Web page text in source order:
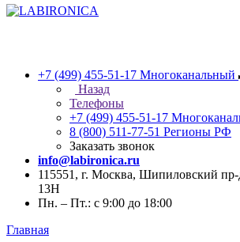
+7 (499) 455-51-17 Многоканальный
Назад
Телефоны
+7 (499) 455-51-17
8 (800) 511-77-51 Регионы РФ
Заказать звонок
info@labironica.ru
115551, г. Москва, Шипиловский
13Н
Пн. – Пт.: с 9:00 до 18:00
Главная